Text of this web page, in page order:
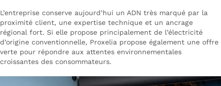
L’entreprise conserve aujourd’hui un ADN très marqué par la
proximité client, une expertise technique et un ancrage
régional fort. Si elle propose principalement de l’électricité
d’origine conventionnelle, Proxelia propose également une offre
verte pour répondre aux attentes environnementales
croissantes des consommateurs.